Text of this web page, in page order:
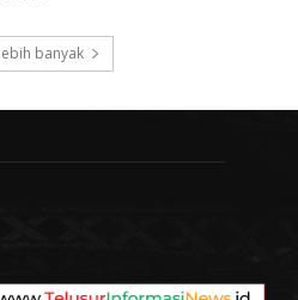
banyak